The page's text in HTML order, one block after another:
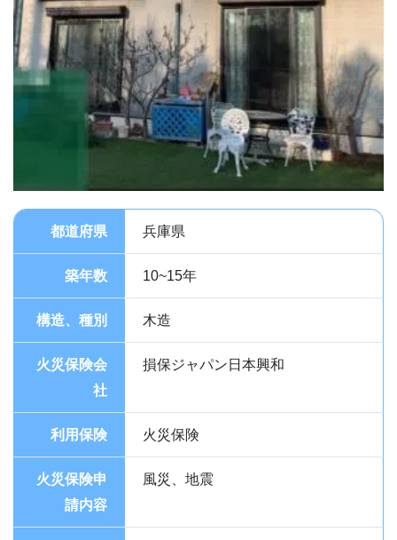
都道府県 兵庫県
築年数 10~15年
構造、種別 木造
火災保険会
社
損保ジャパン日本興和
利用保険 火災保険
火災保険申
請内容
風災、地震